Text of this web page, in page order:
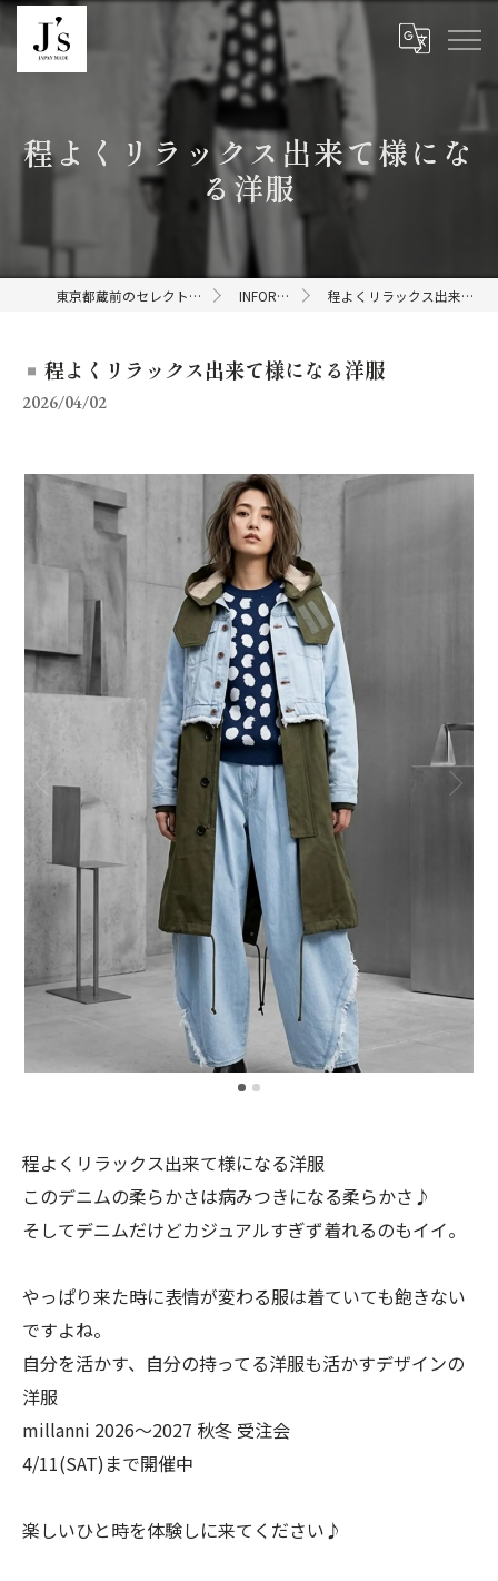
程よくリラックス出来て様にな
る洋服
東京都蔵前のセレクトショップならJ's INFORMATION 程よくリラックス出来て様になる洋服
程よくリラックス出来て様になる洋服
2026/04/02
程よくリラックス出来て様になる洋服
このデニムの柔らかさは病みつきになる柔らかさ♪
そしてデニムだけどカジュアルすぎず着れるのもイイ。
やっぱり来た時に表情が変わる服は着ていても飽きない
ですよね。
自分を活かす、自分の持ってる洋服も活かすデザインの
洋服
millanni 2026〜2027 秋冬 受注会
4/11(SAT)まで開催中
楽しいひと時を体験しに来てください♪